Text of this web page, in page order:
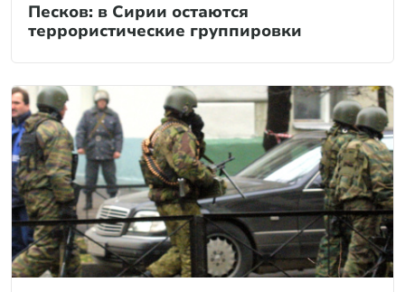
Песков: в Сирии остаются
террористические группировки